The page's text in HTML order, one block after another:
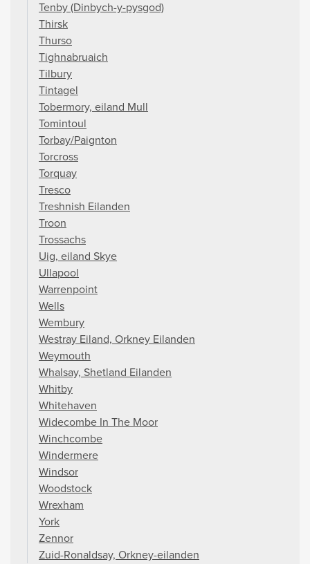
Tenby (Dinbych-y-pysgod)
Thirsk
Thurso
Tighnabruaich
Tilbury
Tintagel
Tobermory, eiland Mull
Tomintoul
Torbay/Paignton
Torcross
Torquay
Tresco
Treshnish Eilanden
Troon
Trossachs
Uig, eiland Skye
Ullapool
Warrenpoint
Wells
Wembury
Westray Eiland, Orkney Eilanden
Weymouth
Whalsay, Shetland Eilanden
Whitby
Whitehaven
Widecombe In The Moor
Winchcombe
Windermere
Windsor
Woodstock
Wrexham
York
Zennor
Zuid-Ronaldsay, Orkney-eilanden